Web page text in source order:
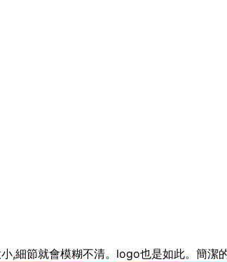
,細節就會模糊不清。logo也是如此。簡